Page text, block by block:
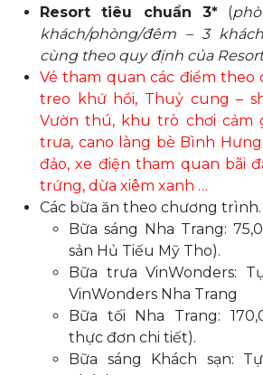
Resort tiêu chuẩn 3*(
khách/phòng/đêm – 3
cùng theo quy định của Resort
Vé tham quan các điểm theo
treo khứ hồi, Thuỷ cung –
Vườn thú, khu trò chơi cảm
trưa, cano làng bè Bình
đảo, xe điện tham quan bãi
trứng, dừa xiêm xanh …
Các bữa ăn theo chương
Bữa sáng Nha Trang:
sản Hủ Tiếu Mỹ Tho).
Bữa trưa VinWonders:
VinWonders Nha Trang
Bữa tối Nha Trang:
thực đơn chi tiết).
Bữa sáng Khách sạn: